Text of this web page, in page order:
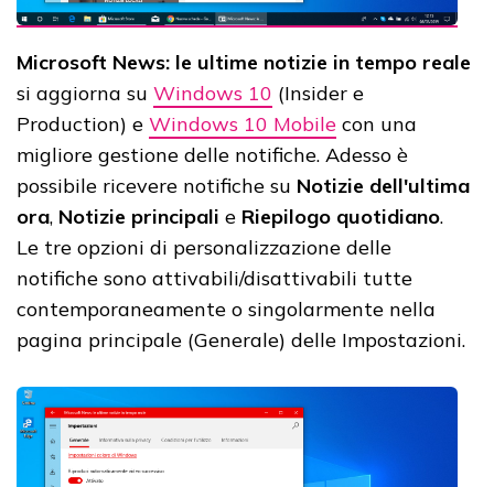
Microsoft News: le ultime notizie in tempo reale
si aggiorna su Windows 10 (Insider e
Production) e Windows 10 Mobile con una
migliore gestione delle notifiche. Adesso è
possibile ricevere notifiche su Notizie dell'ultima
ora, Notizie principali e Riepilogo quotidiano.
Le tre opzioni di personalizzazione delle
notifiche sono attivabili/disattivabili tutte
contemporaneamente o singolarmente nella
pagina principale (Generale) delle Impostazioni.